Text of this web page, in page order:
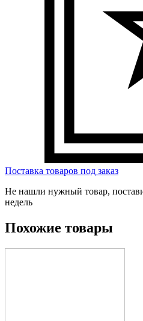
Поставка товаров под заказ
Не нашли нужный товар,
недель
Похожие товары